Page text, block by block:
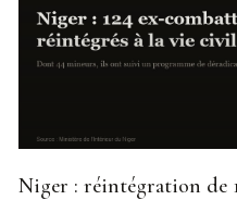
Niger : réintégration de